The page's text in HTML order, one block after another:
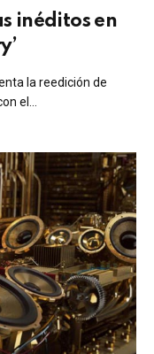
inéditos en
la reedición de
el…